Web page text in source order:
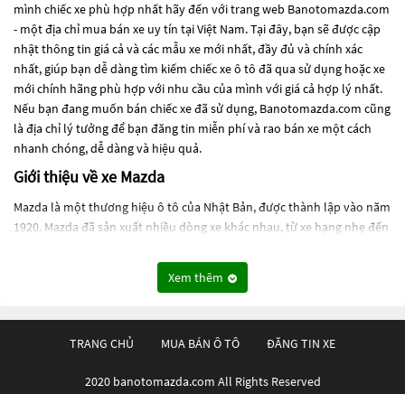
mình chiếc xe phù hợp nhất hãy đến với trang web Banotomazda.com
- một địa chỉ mua bán xe uy tín tại Việt Nam. Tại đây, bạn sẽ được cập
nhật thông tin giá cả và các mẫu xe mới nhất, đầy đủ và chính xác
nhất, giúp bạn dễ dàng tìm kiếm chiếc xe ô tô đã qua sử dụng hoặc xe
mới chính hãng phù hợp với nhu cầu của mình với giá cả hợp lý nhất.
Nếu bạn đang muốn bán chiếc xe đã sử dụng, Banotomazda.com cũng
là địa chỉ lý tưởng để bạn đăng tin miễn phí và rao bán xe một cách
nhanh chóng, dễ dàng và hiệu quả.
Giới thiệu về xe Mazda
Mazda là một thương hiệu ô tô của Nhật Bản, được thành lập vào năm
1920. Mazda đã sản xuất nhiều dòng xe khác nhau, từ xe hạng nhẹ đến
Mazda có những dòng xe như:
- Mazda2 (hay còn gọi là Demio ở một số thị trường) là mẫu xe
hatchback hạng nhỏ được sản xuất từ năm 1996. Xe được đánh giá là
Xem thêm
TRANG CHỦ MUA BÁN Ô TÔ ĐĂNG TIN XE
2020 banotomazda.com All Rights Reserved